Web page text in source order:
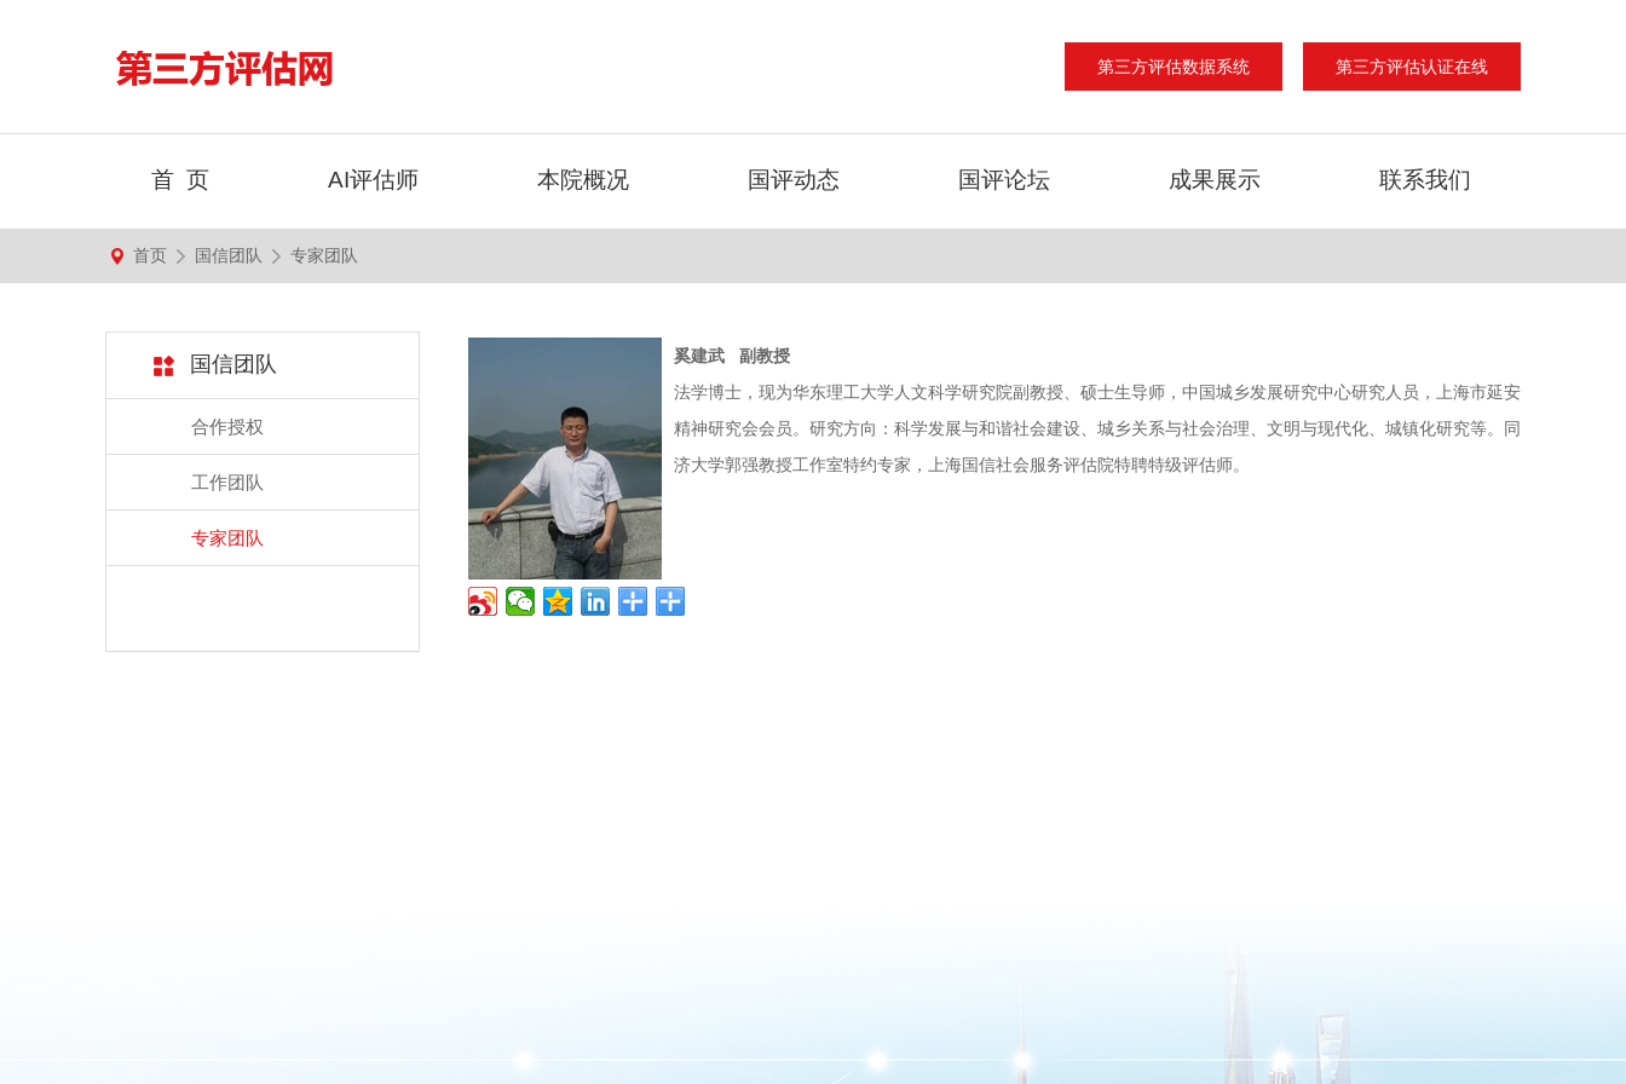
第三方评估数据系统 第三方评估认证在线
首 页 AI评估师 本院概况 国评动态 国评论坛 成果展示 联系我们
首页 国信团队 专家团队
国信团队
合作授权
工作团队
专家团队
奚建武 副教授
法学博士，现为华东理工大学人文科学研究院副教授、硕士生导师，中国城乡发展研究中心研究人员，上海市延安
精神研究会会员。研究方向：科学发展与和谐社会建设、城乡关系与社会治理、文明与现代化、城镇化研究等。同
济大学郭强教授工作室特约专家，上海国信社会服务评估院特聘特级评估师。